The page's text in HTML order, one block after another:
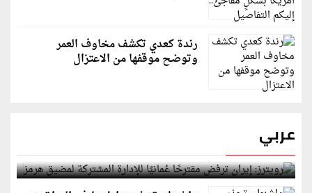
رندة كعدي تكشف مخاوف العمر
وتوضح موقفها من الاعتزال
عربي
رويترز: إيران ترفض مقترحًا عُمانيًا للإدارة المشتركة
لمضيق هرمز